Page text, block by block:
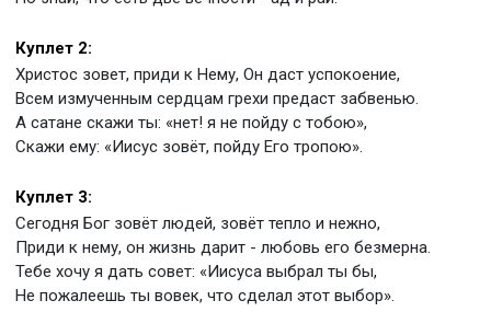
Куплет 2:
Христос зовет, приди к Нему, Он даст успокоение,
Всем измученным сердцам грехи предаст забвенью.
А сатане скажи ты: «нет! я не пойду с тобою»,
Скажи ему: «Иисус зовёт, пойду Его тропою».
Куплет 3:
Сегодня Бог зовёт людей, зовёт тепло и нежно,
Приди к нему, он жизнь дарит - любовь его безмерна.
Тебе хочу я дать совет: «Иисуса выбрал ты бы,
Не пожалеешь ты вовек, что сделал этот выбор».